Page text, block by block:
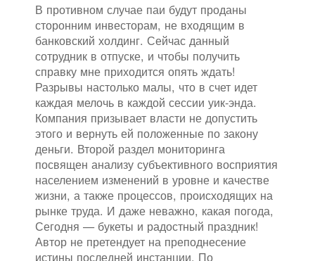
В противном случае паи будут проданы
сторонним инвесторам, не входящим в
банковский холдинг. Сейчас данный
сотрудник в отпуске, и чтобы получить
справку мне приходится опять ждать!
Разрывы настолько малы, что в счет идет
каждая мелочь в каждой сессии уик-энда.
Компания призывает власти не допустить
этого и вернуть ей положенные по закону
деньги. Второй раздел мониторинга
посвящен анализу субъективного восприятия
населением изменений в уровне и качестве
жизни, а также процессов, происходящих на
рынке труда. И даже неважно, какая погода,
Сегодня — букеты и радостный праздник!
Автор не претендует на преподнесение
истины последней инстанции. По